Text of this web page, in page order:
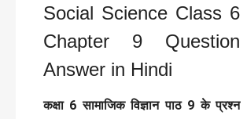
Social Science Class 6
Chapter 9 Question
Answer in Hindi
कक्षा 6 सामाजिक विज्ञान पाठ 9 के प्रश्न